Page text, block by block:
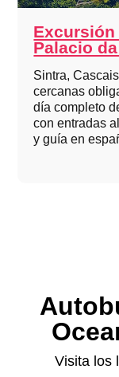
Excursión
Palacio
Sintra,
cercanas
día completo
con entradas
y guía en
Visita los